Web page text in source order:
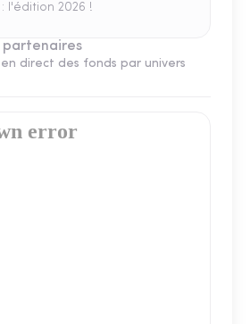
l'édition 2026 !
partenaires
direct des fonds par univers